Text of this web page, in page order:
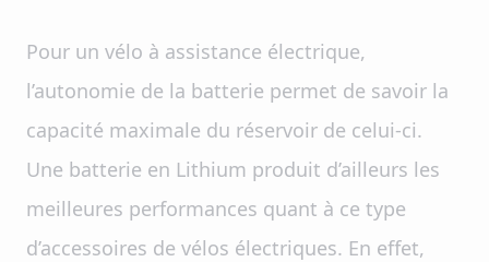
Pour un vélo à assistance électrique,
l’autonomie de la batterie permet de savoir la
capacité maximale du réservoir de celui-ci.
Une batterie en Lithium produit d’ailleurs les
meilleures performances quant à ce type
d’accessoires de vélos électriques. En effet,